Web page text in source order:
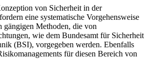
von Sicherheit in der
eine systematische Vorgehensweise
gängigen Methoden, die von
wie dem Bundesamt für Sicherheit
(BSI), vorgegeben werden. Ebenfalls
für diesen Bereich von